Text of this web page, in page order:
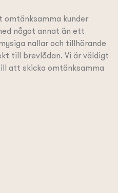
omtänksamma kunder
något annat än ett
nallar och tillhörande
till brevlådan. Vi är väldigt
att skicka omtänksamma